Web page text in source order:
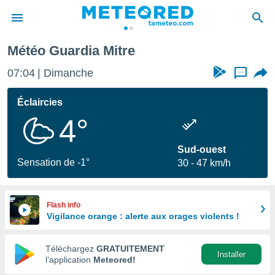
de
Météo Guardia Mitre
07:04 Dimanche ...
Éclaircies
4°
Sensation de -1°
Sud-ouest
30
47 km/h
Flash info
Vigilance orange : alerte aux orages violents !
Téléchargez GRATUITEMENT
l’application Meteored!
Installer